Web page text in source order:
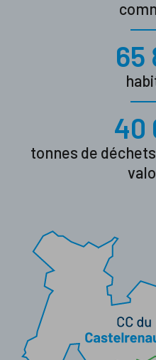
65
40
tonnes de